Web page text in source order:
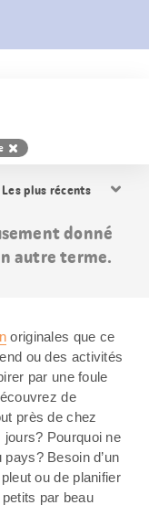
les
donné
autre terme.
originales que ce
ou des activités
par une foule
de
près de chez
Pourquoi ne
Besoin d’un
ou de planifier
par beau